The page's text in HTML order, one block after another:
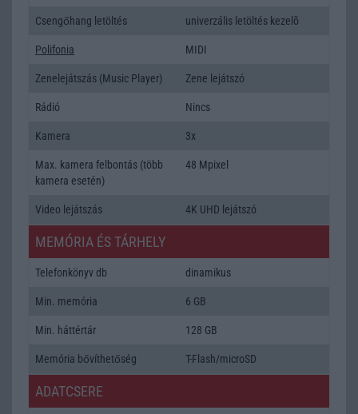
Csengőhang letöltés univerzális letöltés kezelõ
Polifonia MIDI
Zenelejátszás (Music Player) Zene lejátszó
Rádió Nincs
Kamera 3x
Max. kamera felbontás (több
kamera esetén)
48 Mpixel
Video lejátszás 4K UHD lejátszó
MEMÓRIA ÉS TÁRHELY
Telefonkönyv db dinamikus
Min. memória 6 GB
Min. háttértár 128 GB
Memória bővíthetőség T-Flash/microSD
ADATCSERE